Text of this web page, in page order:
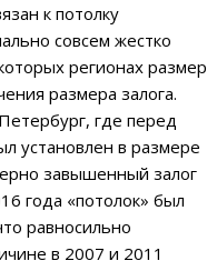
к потолку
совсем жестко
регионах размер
размера залога.
где перед
установлен в размере
завышенный залог
года «потолок» был
равносильно
в 2007 и 2011